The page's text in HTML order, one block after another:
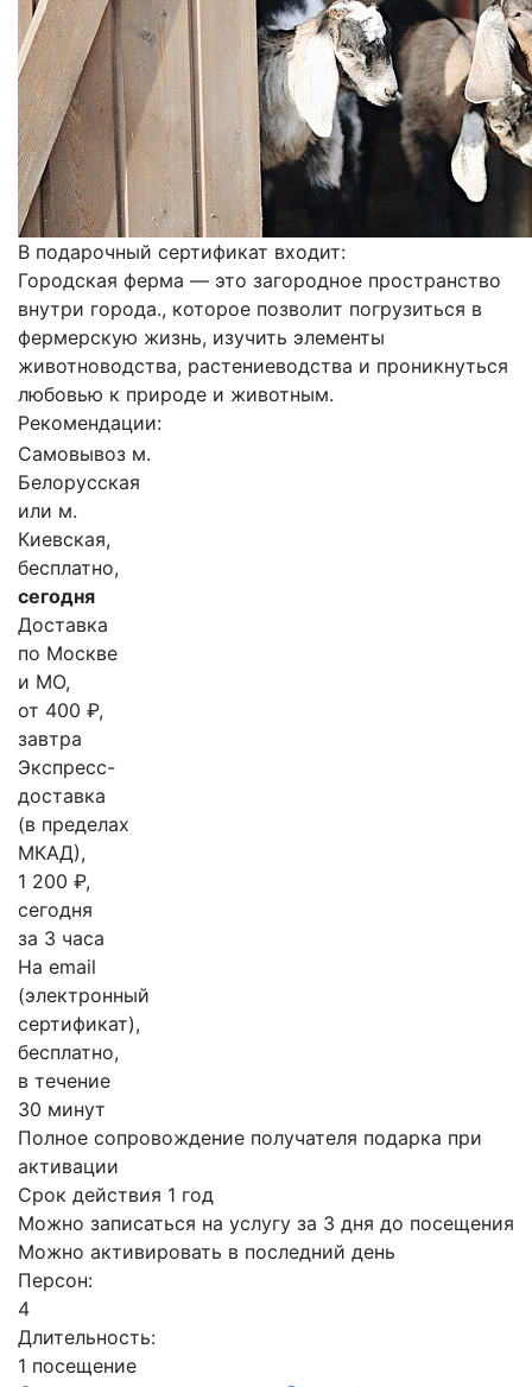
В подарочный сертификат входит:
Городская ферма — это загородное пространство
внутри города., которое позволит погрузиться в
фермерскую жизнь, изучить элементы
животноводства, растениеводства и проникнуться
любовью к природе и животным.
Рекомендации:
Самовывоз м.
Белорусская
или м.
Киевская,
бесплатно,
сегодня
Доставка
по Москве
и МО,
от 400 ₽,
завтра
Экспресс-
доставка
(в пределах
МКАД),
1 200 ₽,
сегодня
за 3 часа
На email
(электронный
сертификат),
бесплатно,
в течение
30 минут
Полное сопровождение получателя подарка при
активации
Срок действия 1 год
Можно записаться на услугу за 3 дня до посещения
Можно активировать в последний день
Персон:
4
Длительность:
1 посещение